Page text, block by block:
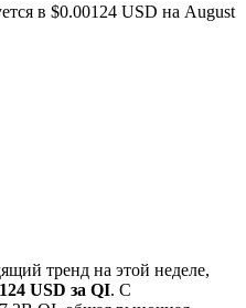
в $0.00124 USD на August
тренд на этой неделе,
USD за QI. С